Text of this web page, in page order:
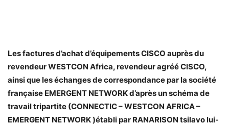
Les factures d’achat d’équipements CISCO auprès du
revendeur WESTCON Africa, revendeur agréé CISCO,
ainsi que les échanges de correspondance par la société
française EMERGENT NETWORK d’après un schéma de
travail tripartite (CONNECTIC – WESTCON AFRICA –
EMERGENT NETWORK )établi par RANARISON tsilavo lui-